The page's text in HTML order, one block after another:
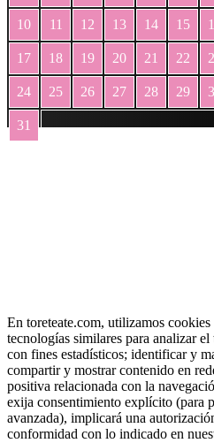
10 11 12 13 14 15
17 18 19 20 21 22
24 25 26 27 28 29
31
En toreteate.com, utilizamos
tecnologías similares para analizar
con fines estadísticos; identificar y
compartir y mostrar contenido en
positiva relacionada con la
exija consentimiento explícito (para
avanzada), implicará una
conformidad con lo indicado en